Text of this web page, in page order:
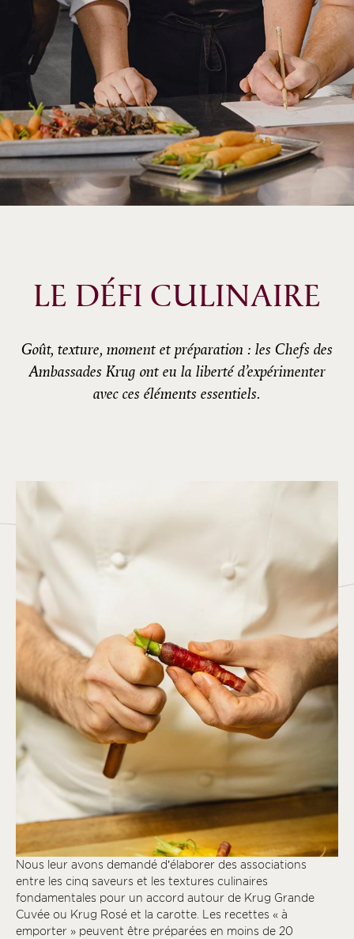
LE DÉFI CULINAIRE
Goût, texture, moment et préparation : les Chefs des
Ambassades Krug ont eu la liberté d’expérimenter
avec ces éléments essentiels.
Nous leur avons demandé d’élaborer des associations
entre les cinq saveurs et les textures culinaires
fondamentales pour un accord autour de Krug Grande
Cuvée ou Krug Rosé et la carotte. Les recettes « à
emporter » peuvent être préparées en moins de 20